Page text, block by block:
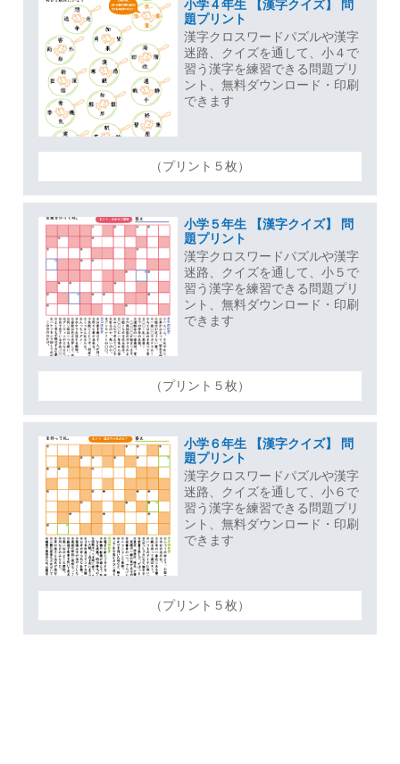
小学４年生 【漢字クイズ】 問
題プリント
漢字クロスワードパズルや漢字
迷路、クイズを通して、小４で
習う漢字を練習できる問題プリ
ント、無料ダウンロード・印刷
できます
（プリント５枚）
小学５年生 【漢字クイズ】 問
題プリント
漢字クロスワードパズルや漢字
迷路、クイズを通して、小５で
習う漢字を練習できる問題プリ
ント、無料ダウンロード・印刷
できます
（プリント５枚）
小学６年生 【漢字クイズ】 問
題プリント
漢字クロスワードパズルや漢字
迷路、クイズを通して、小６で
習う漢字を練習できる問題プリ
ント、無料ダウンロード・印刷
できます
（プリント５枚）